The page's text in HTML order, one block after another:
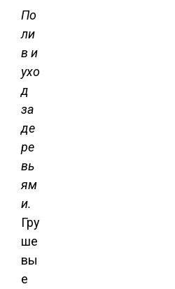
По
ли
в и
ухо
д
за
де
ре
вь
ям
и.
Гру
ше
вы
е